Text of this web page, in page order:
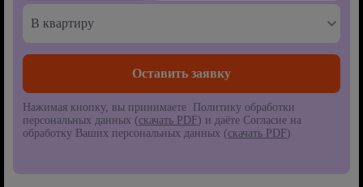
В квартиру
Нажимая кнопку, вы принимаете Политику обработки
персональных данных (скачать PDF) и даёте Согласие на
обработку Ваших персональных данных (скачать PDF)